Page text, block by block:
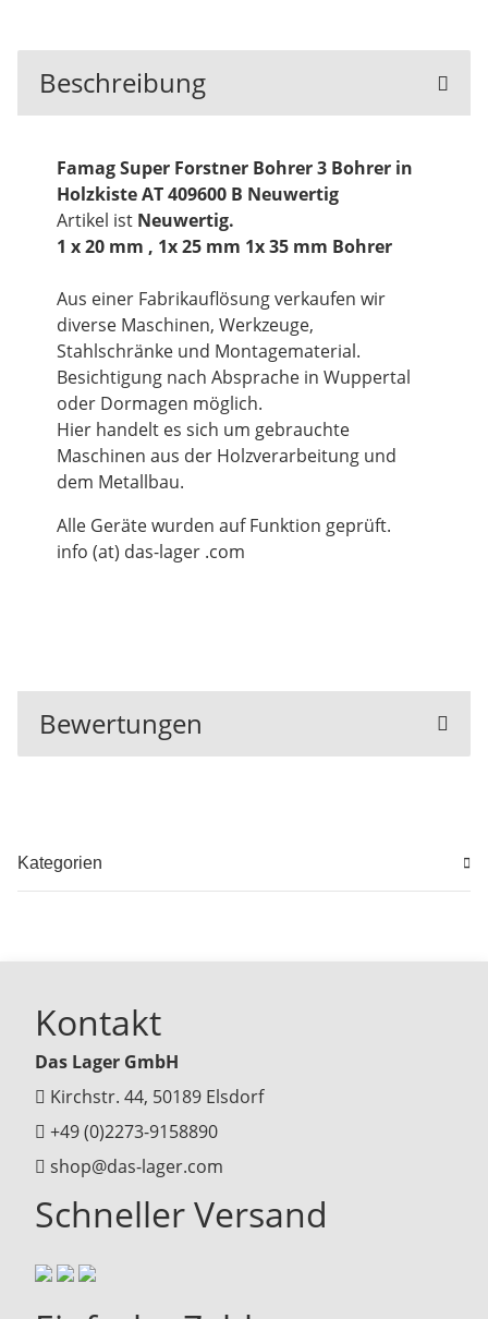
Beschreibung
Famag Super Forstner Bohrer 3 Bohrer in
Holzkiste AT 409600 B Neuwertig
Artikel ist Neuwertig.
1 x 20 mm , 1x 25 mm 1x 35 mm Bohrer
Aus einer Fabrikauflösung verkaufen wir
diverse Maschinen, Werkzeuge,
Stahlschränke und Montagematerial.
Besichtigung nach Absprache in Wuppertal
oder Dormagen möglich.
Hier handelt es sich um gebrauchte
Maschinen aus der Holzverarbeitung und
dem Metallbau.
Alle Geräte wurden auf Funktion geprüft.
info (at) das-lager .com
Bewertungen
Kategorien
Kontakt
Das Lager GmbH
Kirchstr. 44, 50189 Elsdorf
+49 (0)2273-9158890
shop@das-lager.com
Schneller Versand